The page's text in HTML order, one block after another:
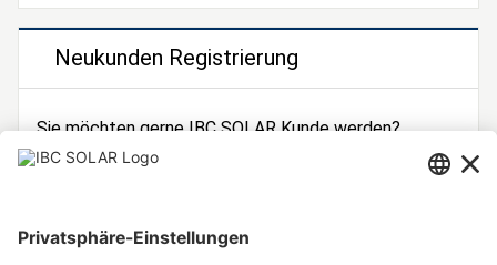
Neukunden Registrierung
Sie möchten gerne IBC SOLAR Kunde werden?
Dann registrieren Sie sich jetzt!